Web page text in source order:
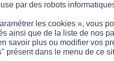
LÉGISLATION
par des robots
les cookies », vous
ainsi que de la liste de nos
savoir plus ou modifier vos
présent dans le menu de ce